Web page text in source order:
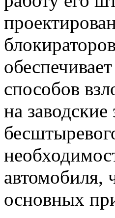
способов
на
автомобиля,
основных